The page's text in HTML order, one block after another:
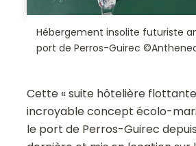
Hébergement insolite futuriste
port de Perros-Guirec
Cette « suite hôtelière
incroyable concept écolo-
le port de Perros-Guirec